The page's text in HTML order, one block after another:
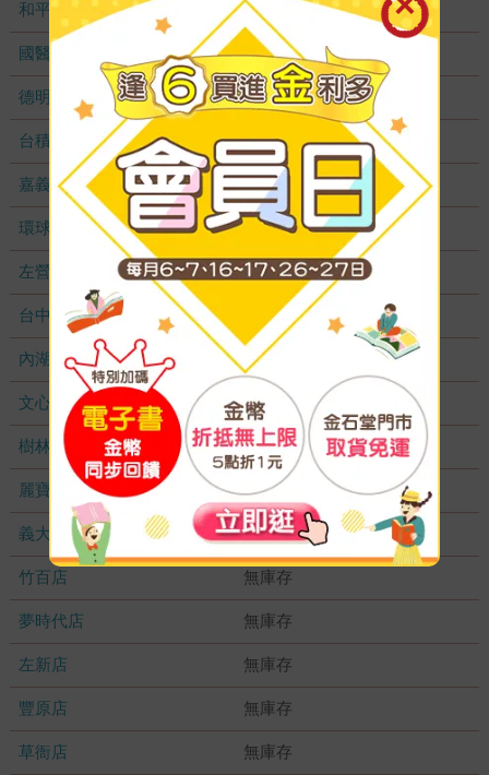
和平店 無庫存
國醫加盟店 無庫存
德明加盟店 無庫存
台積店 無庫存
嘉義耐斯店 無庫存
環球店 無庫存
左營店 無庫存
台中秀泰店 無庫存
內湖大潤發 無庫存
文心店 無庫存
樹林店 無庫存
麗寶店 無庫存
義大店 無庫存
竹百店 無庫存
夢時代店 無庫存
左新店 無庫存
豐原店 無庫存
草衙店 無庫存